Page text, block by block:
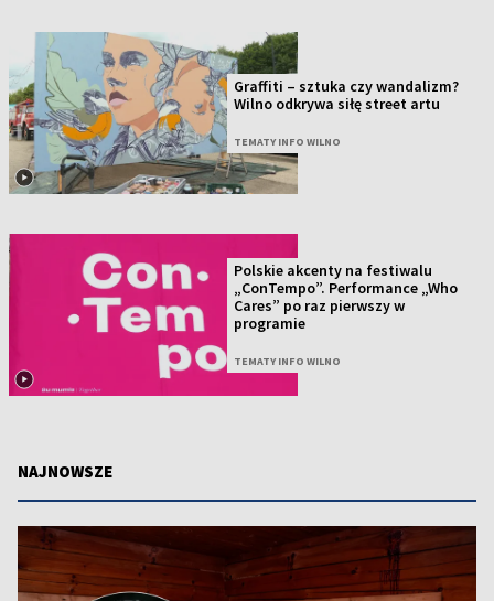
Graffiti – sztuka czy wandalizm?
Wilno odkrywa siłę street artu
TEMATY INFO WILNO
Polskie akcenty na festiwalu
„ConTempo”. Performance „Who
Cares” po raz pierwszy w
programie
TEMATY INFO WILNO
NAJNOWSZE